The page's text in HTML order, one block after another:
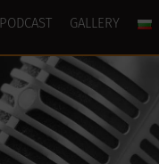
PODCAST GALLERY